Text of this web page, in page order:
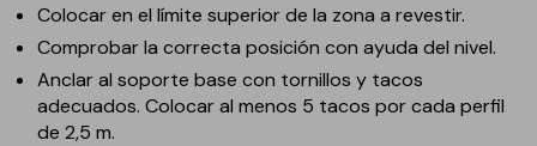
Colocar en el límite superior de la zona a revestir.
Comprobar la correcta posición con ayuda del nivel.
Anclar al soporte base con tornillos y tacos
adecuados. Colocar al menos 5 tacos por cada perfil
de 2,5 m.